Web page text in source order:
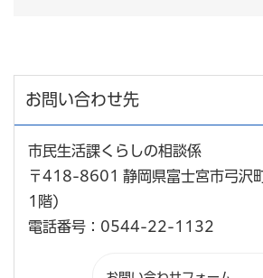
お問い合わせ先
市民生活課くらしの相談係
〒418-8601 静岡県富士宮市弓沢
1階)
電話番号：0544-22-1132